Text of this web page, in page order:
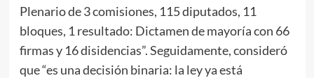
Plenario de 3 comisiones, 115 diputados, 11
bloques, 1 resultado: Dictamen de mayoría con 66
firmas y 16 disidencias”. Seguidamente, consideró
que “es una decisión binaria: la ley ya está